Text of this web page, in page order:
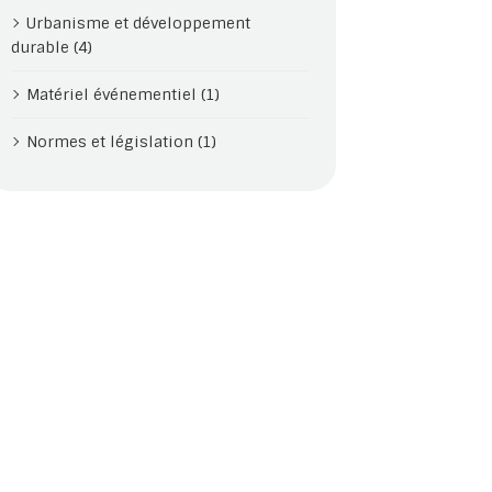
et bacs
Urbanisme et développement
durable (4)
Matériel événementiel (1)
Normes et législation (1)